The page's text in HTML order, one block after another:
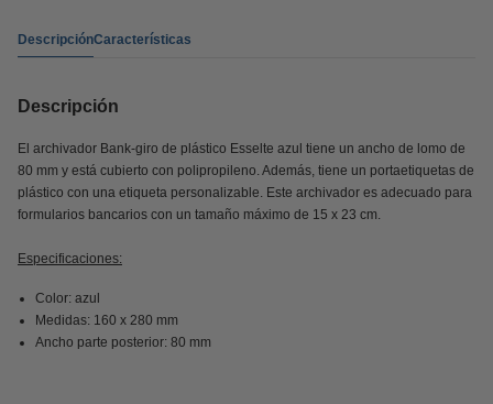
DescripciónCaracterísticas
Descripción
El archivador Bank-giro de plástico Esselte azul tiene un ancho de lomo de
80 mm y está cubierto con polipropileno. Además, tiene un portaetiquetas de
plástico con una etiqueta personalizable. Este archivador es adecuado para
formularios bancarios con un tamaño máximo de 15 x 23 cm.
Especificaciones:
Color: azul
Medidas: 160 x 280 mm
Ancho parte posterior: 80 mm